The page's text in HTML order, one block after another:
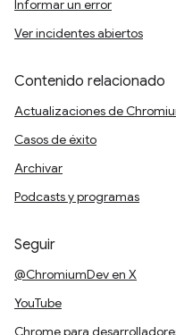
Informar un error
Ver incidentes abiertos
Contenido relacionado
Actualizaciones de
Casos de éxito
Archivar
Podcasts y programas
Seguir
@ChromiumDev en X
YouTube
Chrome para